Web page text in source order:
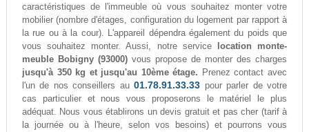
caractéristiques de l'immeuble où vous souhaitez monter votre
mobilier (nombre d'étages, configuration du logement par rapport à
la rue ou à la cour). L'appareil dépendra également du poids que
vous souhaitez monter. Aussi, notre service
location monte-
meuble Bobigny (93000)vous propose de monter des charges
jusqu'à 350 kg et jusqu'au 10ème étage. Prenez contact avec
l'un de nos conseillers au01.78.91.33.33 pour parler de votre
cas particulier et nous vous proposerons le matériel le plus
adéquat. Nous vous établirons un devis gratuit et pas cher (tarif à
la journée ou à l'heure, selon vos besoins) et pourrons vous